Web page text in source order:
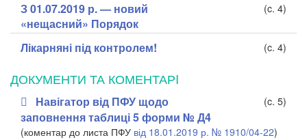
З 01.07.2019 р. — новий
«нещасний» Порядок
(c. 4)
Лікарняні під контролем! (c. 4)
ДОКУМЕНТИ ТА КОМЕНТАРI
Навігатор від ПФУ щодо
заповнення таблиці 5 форми № Д4
(c. 5)
(коментар до листа ПФУ від 18.01.2019 р. № 1910/04-22)